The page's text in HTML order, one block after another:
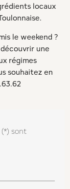
locaux
le weekend ?
une
régimes
souhaitez en
sont